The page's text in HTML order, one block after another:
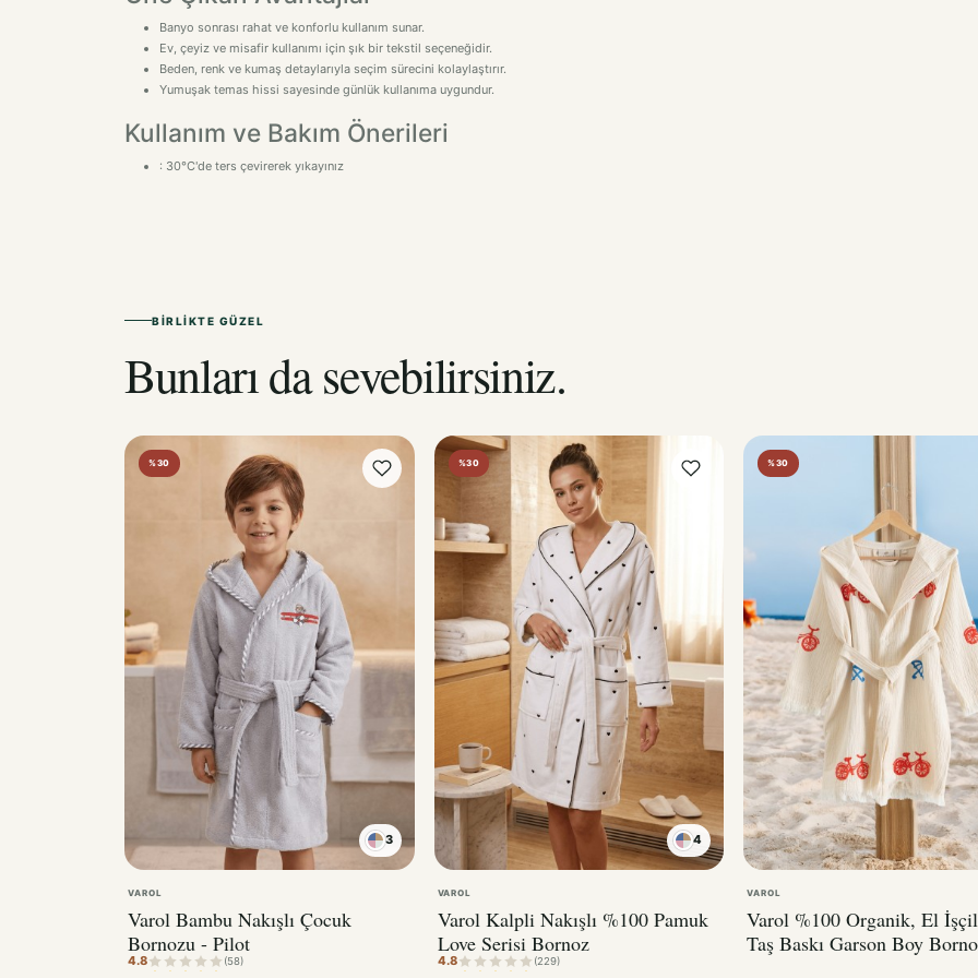
Banyo sonrası rahat ve konforlu kullanım sunar.
Ev, çeyiz ve misafir kullanımı için şık bir tekstil seçeneğidir.
Beden, renk ve kumaş detaylarıyla seçim sürecini kolaylaştırır.
Yumuşak temas hissi sayesinde günlük kullanıma uygundur.
Kullanım ve Bakım Önerileri
: 30°C'de ters çevirerek yıkayınız
BIRLIKTE GÜZEL
Bunları da sevebilirsiniz.
%30
3
VAROL
Varol Bambu Nakışlı Çocuk
Bornozu - Pilot
4.8 (58)
%30
4
VAROL
Varol Kalpli Nakışlı %100 Pamuk
Love Serisi Bornoz
4.8 (229)
%30
VAROL
Varol %100 Organik, El
Taş Baskı Garson Boy